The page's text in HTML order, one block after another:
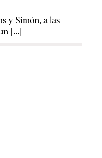
y Simón, a las
[...]